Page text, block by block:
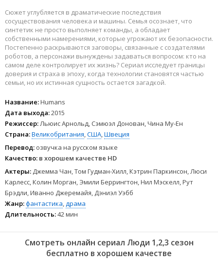
Сюжет углубляется в драматические последствия
сосуществования человека и машины. Семья осознает, что
синтетик не просто выполняет команды, а обладает
собственными намерениями, которые угрожают их безопасности.
Постепенно раскрываются заговоры, связанные с создателями
роботов, а персонажи вынуждены задаваться вопросом: кто на
самом деле контролирует их жизнь? Сериал исследует границы
доверия и страха в эпоху, когда технологии становятся частью
семьи, но их истинная сущность остается загадкой.
Название:Humans
Дата выхода:2015
Режиссер:Льюис Арнольд, Сэмюэл Донован, Чина Му-Ен
Страна:Великобритания,США,Швеция
Перевод: озвучка на русском языке
Качество: в хорошем качестве HD
Актеры: Джемма Чан, Том Гудман-Хилл, Кэтрин Паркинсон, Люси
Карлесс, Колин Морган, Эмили Беррингтон, Нил Мэскелл, Рут
Брэдли, Иванно Джеремайя, Дэниэл Уэбб
Жанр:фантастика,драма
Длительность:42 мин
Смотреть онлайн сериал Люди 1,2,3 сезон
бесплатно в хорошем качестве